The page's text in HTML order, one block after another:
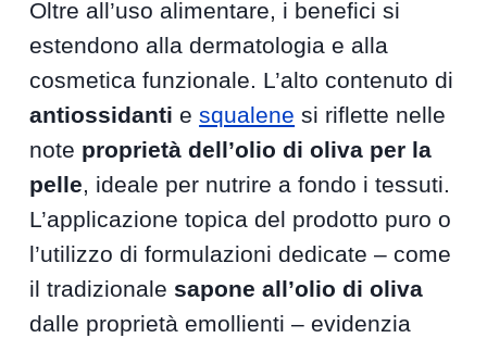
Oltre all’uso alimentare, i benefici si
estendono alla dermatologia e alla
cosmetica funzionale. L’alto contenuto di
antiossidanti esqualene si riflette nelle
note proprietà dell’olio di oliva per la
pelle, ideale per nutrire a fondo i tessuti.
L’applicazione topica del prodotto puro o
l’utilizzo di formulazioni dedicate – come
il tradizionale sapone all’olio di oliva
dalle proprietà emollienti – evidenzia